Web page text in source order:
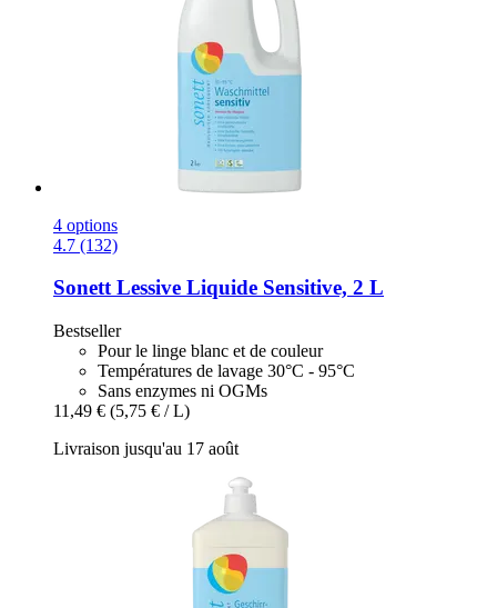
4 options
4.7 (132)
SonettLessive Liquide Sensitive, 2 L
Bestseller
Pour le linge blanc et de couleur
Températures de lavage 30°C - 95°C
Sans enzymes ni OGMs
11,49 € (5,75 € / L)
Livraison jusqu'au 17 août